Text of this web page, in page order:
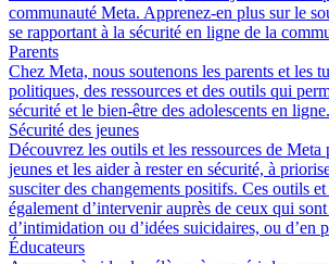
communauté Meta. Apprenez-en plus sur le
se rapportant à la sécurité en ligne de la
Parents
Chez Meta, nous soutenons les parents et les
politiques, des ressources et des outils qui
sécurité et le bien-être des adolescents en ligne.
Sécurité des jeunes
Découvrez les outils et les ressources de Meta
jeunes et les aider à rester en sécurité, à
susciter des changements positifs. Ces outils
également d’intervenir auprès de ceux qui
d’intimidation ou d’idées suicidaires, ou d’en
Éducateurs